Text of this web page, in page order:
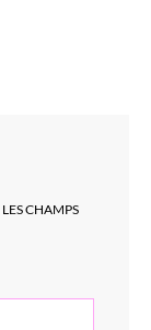
LES CHAMPS